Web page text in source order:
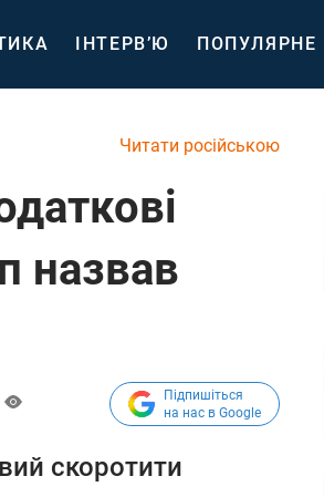
ІНТЕРВ’Ю ПОПУЛЯРНЕ
Читати російською
назвав
Підпишіться
на нас в Google
скоротити